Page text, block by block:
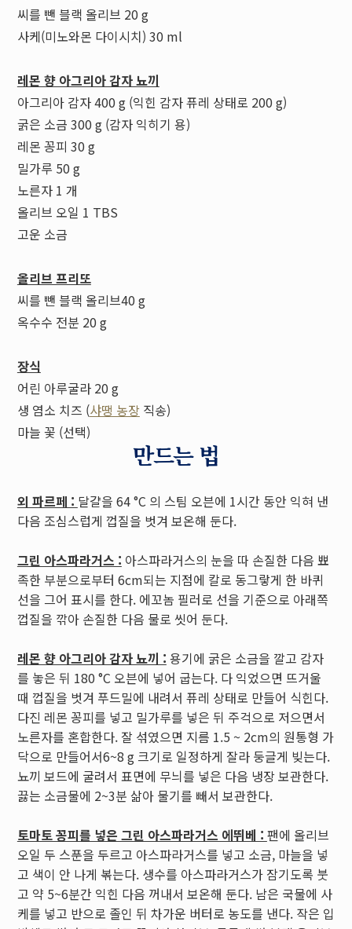
씨를 뺀 블랙 올리브 20 g
사케(미노와몬 다이시치) 30 ml
레몬 향 아그리아 감자 뇨끼
아그리아 감자 400 g (익힌 감자 퓨레 상태로 200 g)
굵은 소금 300 g (감자 익히기 용)
레몬 꽁피 30 g
밀가루 50 g
노른자 1 개
올리브 오일 1 TBS
고운 소금
올리브 프리또
씨를 뺀 블랙 올리브40 g
옥수수 전분 20 g
장식
어린 아루굴라 20 g
생 염소 치즈 (샤땡 농장직송)
마늘 꽃 (선택)
만드는 법
외 파르페 : 달걀을 64 °C 의 스팀 오븐에 1시간 동안 익혀 낸
다음 조심스럽게 껍질을 벗겨 보온해 둔다.
그린 아스파라거스 : 아스파라거스의 눈을 따 손질한 다음 뾰
족한 부분으로부터 6cm되는 지점에 칼로 동그랗게 한 바퀴
선을 그어 표시를 한다. 에꼬놈 필러로 선을 기준으로 아래쪽
껍질을 깎아 손질한 다음 물로 씻어 둔다.
레몬 향 아그리아 감자 뇨끼 : 용기에 굵은 소금을 깔고 감자
를 놓은 뒤 180 °C 오븐에 넣어 굽는다. 다 익었으면 뜨거울
때 껍질을 벗겨 푸드밀에 내려서 퓨레 상태로 만들어 식힌다.
다진 레몬 꽁피를 넣고 밀가루를 넣은 뒤 주걱으로 저으면서
노른자를 혼합한다. 잘 섞였으면 지름 1.5 ~ 2cm의 원통형 가
닥으로 만들어서6~8 g 크기로 일정하게 잘라 둥글게 빚는다.
뇨끼 보드에 굴려서 표면에 무늬를 넣은 다음 냉장 보관한다.
끓는 소금물에 2~3분 삶아 물기를 빼서 보관한다.
토마토 꽁피를 넣은 그린 아스파라거스 에뛰베 : 팬에 올리브
오일 두 스푼을 두르고 아스파라거스를 넣고 소금, 마늘을 넣
고 색이 안 나게 볶는다. 생수를 아스파라거스가 잠기도록 붓
고 약 5~6분간 익힌 다음 꺼내서 보온해 둔다. 남은 국물에 사
케를 넣고 반으로 졸인 뒤 차가운 버터로 농도를 낸다. 작은 입